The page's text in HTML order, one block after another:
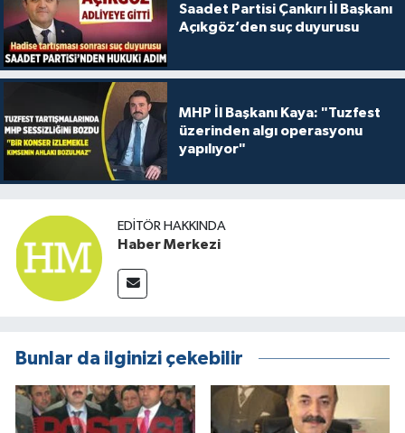
Saadet Partisi Çankırı İl Başkanı
Açıkgöz’den suç duyurusu
MHP İl Başkanı Kaya: "Tuzfest
üzerinden algı operasyonu
yapılıyor"
EDITÖR HAKKINDA
Haber Merkezi
Bunlar da ilginizi çekebilir